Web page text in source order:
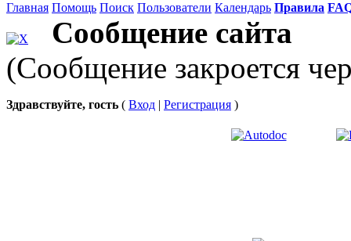
Главная Помощь Поиск Пользователи Календарь Правила
Сообщение сайта
(Сообщение закроется
Здравствуйте, гость ( Вход | Регистрация )